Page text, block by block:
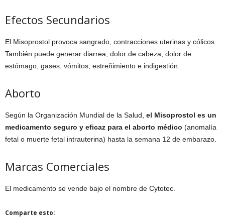
Efectos Secundarios
El Misoprostol provoca sangrado, contracciones uterinas y cólicos.
También puede generar diarrea, dolor de cabeza, dolor de
estómago, gases, vómitos, estreñimiento e indigestión.
Aborto
Según la Organización Mundial de la Salud, el Misoprostol es un
medicamento seguro y eficaz para el aborto médico (anomalía
fetal o muerte fetal intrauterina) hasta la semana 12 de embarazo.
Marcas Comerciales
El medicamento se vende bajo el nombre de Cytotec.
Comparte esto: